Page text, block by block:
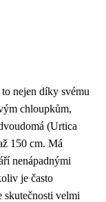
nejen díky svému
chloupkům,
(Urtica
150 cm. Má
nenápadnými
je často
skutečnosti velmi